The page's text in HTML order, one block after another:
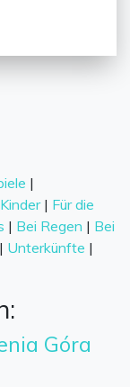
|
| Für die
| Bei Regen | Bei
| Unterkünfte |
Góra